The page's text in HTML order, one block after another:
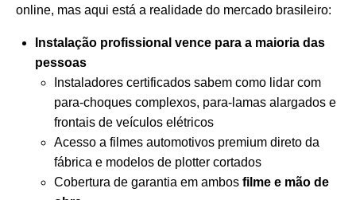
online, mas aqui está a realidade do mercado brasileiro:
Instalação profissional vence para a maioria das
pessoas
Instaladores certificados sabem como lidar com
para-choques complexos, para-lamas alargados e
frontais de veículos elétricos
Acesso a filmes automotivos premium direto da
fábrica e modelos de plotter cortados
Cobertura de garantia em ambos filme e mão de